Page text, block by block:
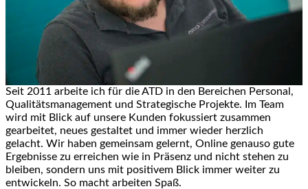
Seit 2011 arbeite ich für die ATD in den Bereichen Personal,
Qualitätsmanagement und Strategische Projekte. Im Team
wird mit Blick auf unsere Kunden fokussiert zusammen
gearbeitet, neues gestaltet und immer wieder herzlich
gelacht. Wir haben gemeinsam gelernt, Online genauso gute
Ergebnisse zu erreichen wie in Präsenz und nicht stehen zu
bleiben, sondern uns mit positivem Blick immer weiter zu
entwickeln. So macht arbeiten Spaß.